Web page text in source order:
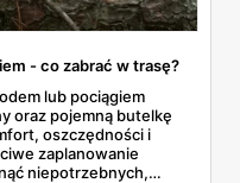
- co zabrać w trasę?
lub pociągiem
oraz pojemną butelkę
oszczędności i
zaplanowanie
niepotrzebnych,